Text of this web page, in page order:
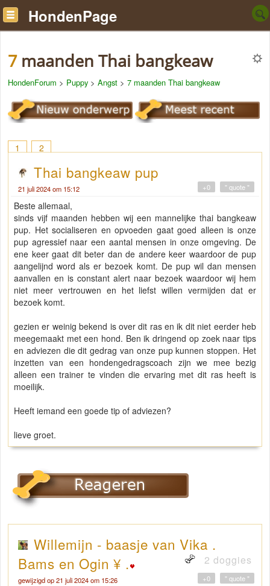
HondenPage
7 maanden Thai bangkeaw
HondenForum > Puppy > Angst > 7 maanden Thai bangkeaw
1 2
Thai bangkeaw pup
21 juli 2024 om 15:12 " quote "
+0
Beste allemaal,
sinds vijf maanden hebben wij een mannelijke thai bangkeaw
pup. Het socialiseren en opvoeden gaat goed alleen is onze
pup agressief naar een aantal mensen in onze omgeving. De
ene keer gaat dit beter dan de andere keer waardoor de pup
aangelijnd word als er bezoek komt. De pup wil dan mensen
aanvallen en is constant alert naar bezoek waardoor wij hem
niet meer vertrouwen en het liefst willen vermijden dat er
bezoek komt.
gezien er weinig bekend is over dit ras en ik dit niet eerder heb
meegemaakt met een hond. Ben ik dringend op zoek naar tips
en adviezen die dit gedrag van onze pup kunnen stoppen. Het
inzetten van een hondengedragscoach zijn we mee bezig
alleen een trainer te vinden die ervaring met dit ras heeft is
moeilijk.
Heeft iemand een goede tip of adviezen?
lieve groet.
Willemijn - baasje van Vika .
Bams en Ogin ¥ .
2 doggies
gewijzigd op 21 juli 2024 om 15:26 " quote "
+0